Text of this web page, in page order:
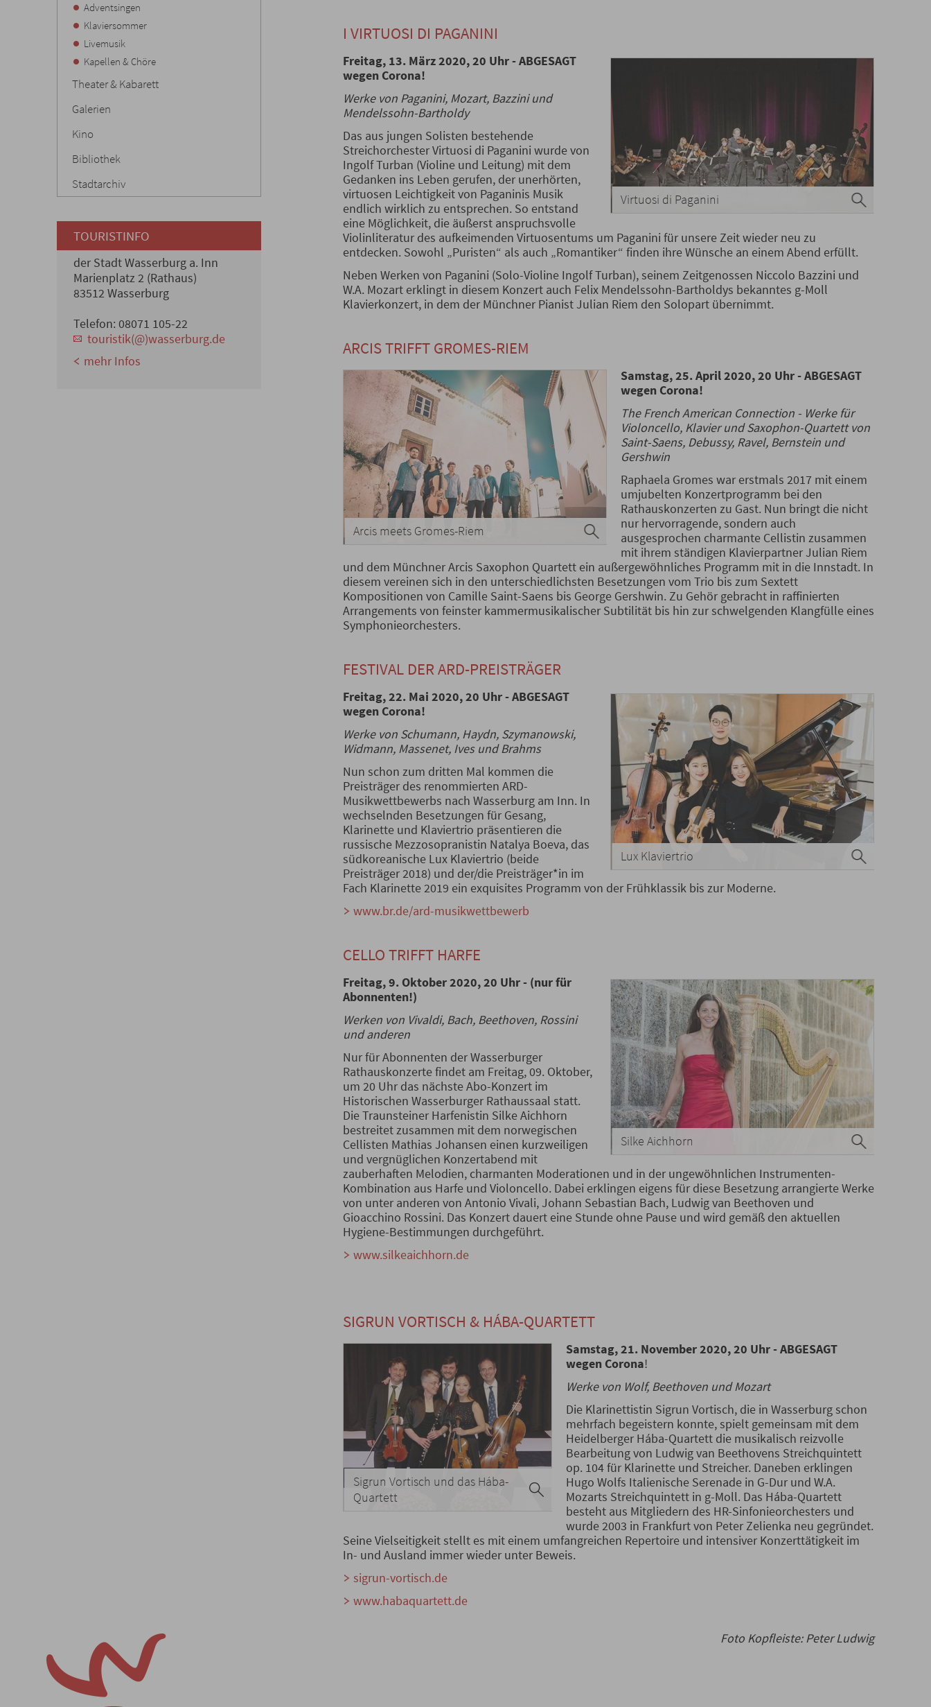
I VIRTUOSI DI PAGANINI
Virtuosi di Paganini
Freitag, 13. März 2020, 20 Uhr - ABGESAGT
wegen Corona!
Werke von Paganini, Mozart, Bazzini und
Mendelssohn-Bartholdy
Das aus jungen Solisten bestehende
Streichorchester Virtuosi di Paganini wurde von
Ingolf Turban (Violine und Leitung) mit dem
Gedanken ins Leben gerufen, der unerhörten,
virtuosen Leichtigkeit von Paganinis Musik
endlich wirklich zu entsprechen. So entstand
eine Möglichkeit, die äußerst anspruchsvolle
Violinliteratur des aufkeimenden Virtuosentums um Paganini für unsere Zeit wieder neu zu
entdecken. Sowohl „Puristen“ als auch „Romantiker“ finden ihre Wünsche an einem Abend erfüllt.
Neben Werken von Paganini (Solo-Violine Ingolf Turban), seinem Zeitgenossen Niccolo Bazzini und
W.A. Mozart erklingt in diesem Konzert auch Felix Mendelssohn-Bartholdys bekanntes g-Moll
Klavierkonzert, in dem der Münchner Pianist Julian Riem den Solopart übernimmt.
ARCIS TRIFFT GROMES-RIEM
Arcis meets Gromes-Riem
Samstag, 25. April 2020, 20 Uhr -ABGESAGT
wegen Corona!
The French American Connection - Werke für
Violoncello, Klavier und Saxophon-Quartett von
Saint-Saens, Debussy, Ravel, Bernstein und
Gershwin
Raphaela Gromes war erstmals 2017 mit einem
umjubelten Konzertprogramm bei den
Rathauskonzerten zu Gast. Nun bringt die nicht
nur hervorragende, sondern auch
ausgesprochen charmante Cellistin zusammen
mit ihrem ständigen Klavierpartner Julian Riem
und dem Münchner Arcis Saxophon Quartett ein außergewöhnliches Programm mit in die Innstadt. In
diesem vereinen sich in den unterschiedlichsten Besetzungen vom Trio bis zum Sextett
Kompositionen von Camille Saint-Saens bis George Gershwin. Zu Gehör gebracht in raffinierten
Arrangements von feinster kammermusikalischer Subtilität bis hin zur schwelgenden Klangfülle eines
Symphonieorchesters.
FESTIVAL DER ARD-PREISTRÄGER
Lux Klaviertrio
Freitag, 22. Mai 2020, 20 Uhr -ABGESAGT
wegen Corona!
Werke von Schumann, Haydn, Szymanowski,
Widmann, Massenet, Ives und Brahms
Nun schon zum dritten Mal kommen die
Preisträger des renommierten ARD-
Musikwettbewerbs nach Wasserburg am Inn. In
wechselnden Besetzungen für Gesang,
Klarinette und Klaviertrio präsentieren die
russische Mezzosopranistin Natalya Boeva, das
südkoreanische Lux Klaviertrio (beide
Preisträger 2018) und der/die Preisträger*in im
Fach Klarinette 2019 ein exquisites Programm von der Frühklassik bis zur Moderne.
www.br.de/ard-musikwettbewerb
CELLO TRIFFT HARFE
Silke Aichhorn
Freitag, 9. Oktober 2020, 20 Uhr - (nur für
Abonnenten!)
Werken von Vivaldi, Bach, Beethoven, Rossini
und anderen
Nur für Abonnenten der Wasserburger
Rathauskonzerte findet am Freitag, 09. Oktober,
um 20 Uhr das nächste Abo-Konzert im
Historischen Wasserburger Rathaussaal statt.
Die Traunsteiner Harfenistin Silke Aichhorn
bestreitet zusammen mit dem norwegischen
Cellisten Mathias Johansen einen kurzweiligen
und vergnüglichen Konzertabend mit
zauberhaften Melodien, charmanten Moderationen und in der ungewöhnlichen Instrumenten-
Kombination aus Harfe und Violoncello. Dabei erklingen eigens für diese Besetzung arrangierte Werke
von unter anderen von Antonio Vivali, Johann Sebastian Bach, Ludwig van Beethoven und
Gioacchino Rossini. Das Konzert dauert eine Stunde ohne Pause und wird gemäß den aktuellen
Hygiene-Bestimmungen durchgeführt.
www.silkeaichhorn.de
SIGRUN VORTISCH & HÁBA-QUARTETT
Sigrun Vortisch und das Hába-
Quartett
Samstag, 21. November 2020, 20 Uhr -ABGESAGT
wegen Corona!
Werke von Wolf, Beethoven und Mozart
Die Klarinettistin Sigrun Vortisch, die in Wasserburg schon
mehrfach begeistern konnte, spielt gemeinsam mit dem
Heidelberger Hába-Quartett die musikalisch reizvolle
Bearbeitung von Ludwig van Beethovens Streichquintett
op. 104 für Klarinette und Streicher. Daneben erklingen
Hugo Wolfs Italienische Serenade in G-Dur und W.A.
Mozarts Streichquintett in g-Moll. Das Hába-Quartett
besteht aus Mitgliedern des HR-Sinfonieorchesters und
wurde 2003 in Frankfurt von Peter Zelienka neu gegründet.
Seine Vielseitigkeit stellt es mit einem umfangreichen Repertoire und intensiver Konzerttätigkeit im
In- und Ausland immer wieder unter Beweis.
sigrun-vortisch.de
www.habaquartett.de
Foto Kopfleiste: Peter Ludwig
Adventsingen
Klaviersommer
Livemusik
Kapellen & Chöre
Theater & Kabarett
Galerien
Kino
Bibliothek
Stadtarchiv
TOURISTINFO
der Stadt Wasserburg a. Inn
Marienplatz 2 (Rathaus)
83512 Wasserburg
Telefon: 08071 105-22
touristik(@)wasserburg.de
mehr Infos